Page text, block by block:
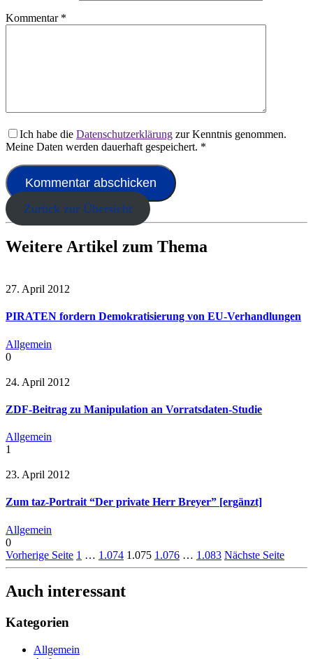
Kommentar *
Ich habe die Datenschutzerklärung zur Kenntnis genommen.
Meine Daten werden dauerhaft gespeichert. *
Zurück zur Übersicht
Weitere Artikel zum Thema
27. April 2012
PIRATEN fordern Demokratisierung von EU-Verhandlungen
Allgemein
0
24. April 2012
ZDF-Beitrag zu Manipulation an Vorratsdaten-Studie
Allgemein
1
23. April 2012
Zum taz-Portrait “Der private Herr Breyer” [ergänzt]
Allgemein
0
Vorherige Seite 1 … 1.074 1.075 1.076 … 1.083 Nächste Seite
Auch interessant
Kategorien
Allgemein